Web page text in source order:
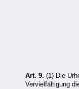
Art. 9. (1) Die
Vervielfältigung